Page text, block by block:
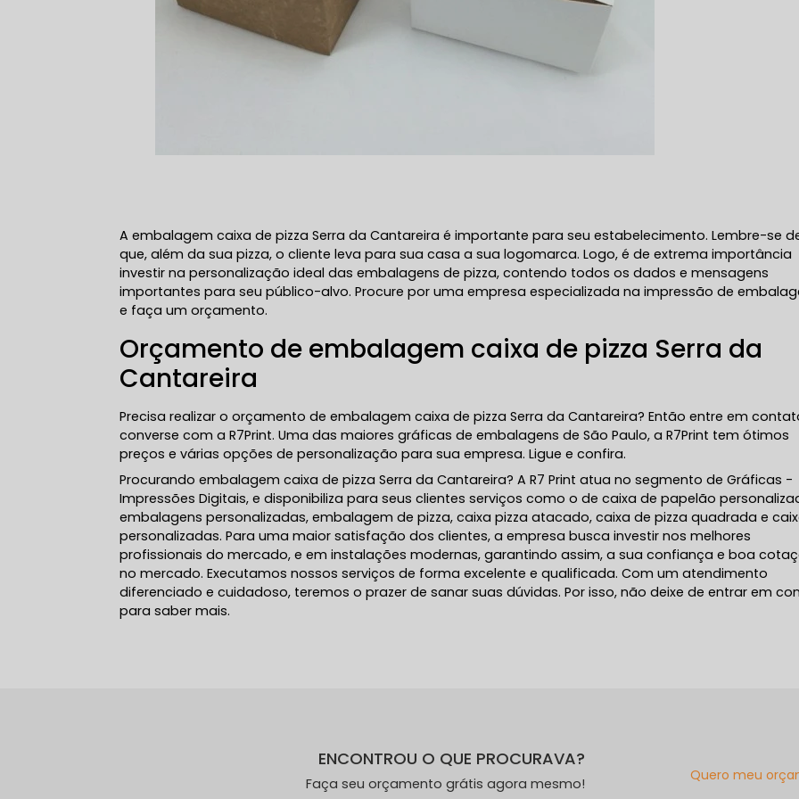
A embalagem caixa de pizza Serra da Cantareira é importante para seu estabelecimento. Lembre-se
que, além da sua pizza, o cliente leva para sua casa a sua logomarca. Logo, é de extrema importância
investir na personalização ideal das embalagens de pizza, contendo todos os dados e mensagens
importantes para seu público-alvo. Procure por uma empresa especializada na impressão de
e faça um orçamento.
Orçamento de embalagem caixa de pizza Serra da
Cantareira
Precisa realizar o orçamento de embalagem caixa de pizza Serra da Cantareira? Então entre em
converse com a R7Print. Uma das maiores gráficas de embalagens de São Paulo, a R7Print tem ótimos
preços e várias opções de personalização para sua empresa. Ligue e confira.
Procurando embalagem caixa de pizza Serra da Cantareira? A R7 Print atua no segmento de Gráficas -
Impressões Digitais, e disponibiliza para seus clientes serviços como o de caixa de papelão
embalagens personalizadas, embalagem de pizza, caixa pizza atacado, caixa de pizza quadrada e
personalizadas. Para uma maior satisfação dos clientes, a empresa busca investir nos melhores
profissionais do mercado, e em instalações modernas, garantindo assim, a sua confiança e boa
no mercado. Executamos nossos serviços de forma excelente e qualificada. Com um atendimento
diferenciado e cuidadoso, teremos o prazer de sanar suas dúvidas. Por isso, não deixe de entrar em
para saber mais.
ENCONTROU O QUE PROCURAVA?
Faça seu orçamento grátis agora mesmo!
Quero meu